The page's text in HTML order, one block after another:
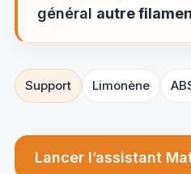
général autre
Support Limonène
Lancer l’assistant